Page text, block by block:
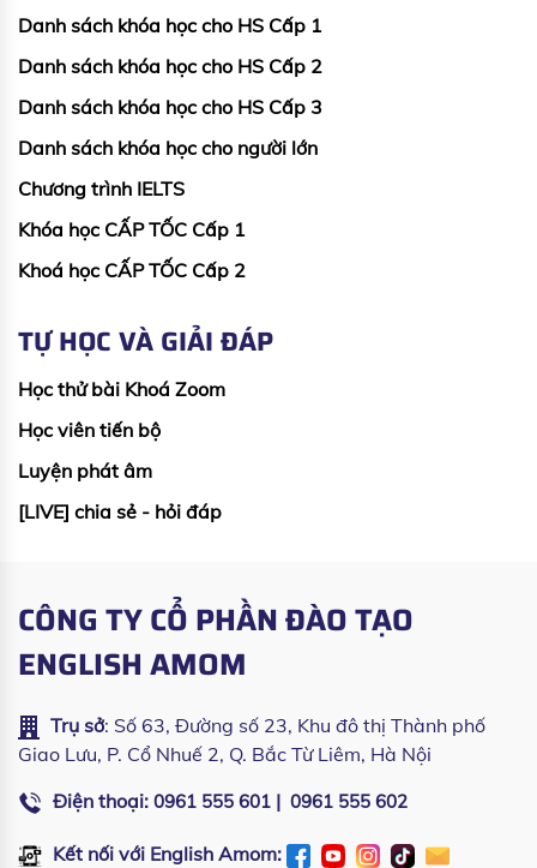
Danh sách khóa học cho HS Cấp 1
Danh sách khóa học cho HS Cấp 2
Danh sách khóa học cho HS Cấp 3
Danh sách khóa học cho người lớn
Chương trình IELTS
Khóa học CẤP TỐC Cấp 1
Khoá học CẤP TỐC Cấp 2
TỰ HỌC VÀ GIẢI ĐÁP
Học thử bài Khoá Zoom
Học viên tiến bộ
Luyện phát âm
[LIVE] chia sẻ - hỏi đáp
CÔNG TY CỔ PHẦN ĐÀO TẠO
ENGLISH AMOM
Trụ sở: Số 63, Đường số 23, Khu đô thị Thành phố
Giao Lưu, P. Cổ Nhuế 2, Q. Bắc Từ Liêm, Hà Nội
Điện thoại: 0961 555 601 | 0961 555 602
Kết nối với English Amom: